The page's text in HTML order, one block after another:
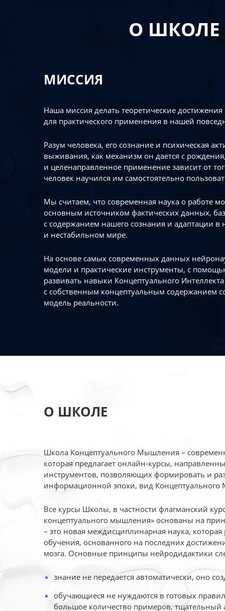
О
МИССИЯ
Наша миссия делать теоретические
для практического применения в нашей
Разум человека, его сознание и психическая
выживания, как механизм он дается с
и целенаправленное применение зависит от
человек научился им самостоятельно
Мы считаем, что современная наука о работе
основным источником фактических данных,
с содержанием нашего сознания и адаптации
и нестабильном мире.
На основе самых современных данных
модели и практические инструменты, с
развивать навыки Концептуального
с собственным концептуальным содержанием
модель реальности.
О ШКОЛЕ
Школа Концептуального Мышления –
которая предлагает онлайн-курсы,
инструментов, позволяющих формировать и
информационной эпохи, вид
Все курсы Школы, в частности флагманский
концептуального мышления» основаны на
– это новая междисциплинарная наука,
обучения, основанного на последних
мозга. Основные принципы нейродидактики
знание не передается автоматически, оно
обучающиеся не нуждаются в готовых
большое количество примеров, тщательный